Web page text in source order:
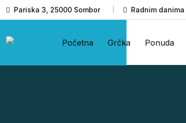
Pariska 3, 25000 Sombor Radnim
Početna Grčka Ponuda